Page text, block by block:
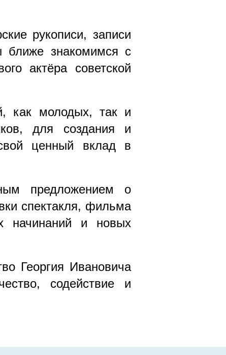
рукописи, записи
ближе знакомимся с
актёра советской
как молодых, так и
для создания и
ценный вклад в
предложением о
спектакля, фильма
начинаний и новых
Георгия Ивановича
содействие и